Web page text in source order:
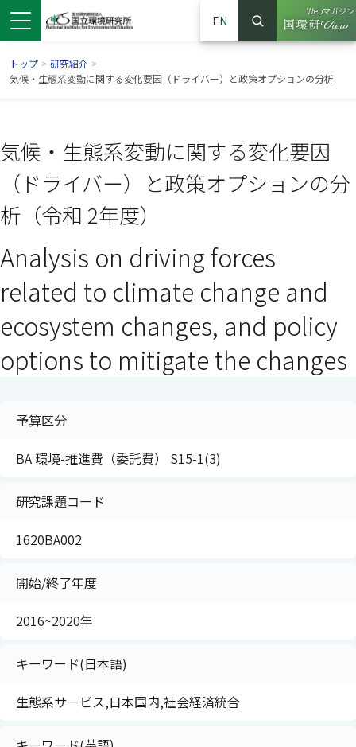
ウで開きます）
ンドウで開きます）
ウインドウで開きます）
EN
サイト内検索
検索
Webマガジン
（別ウイ
トップ > 研究紹介 >
気候・生態系変動に関する変化要因（ドライバー）と政策オプションの分析
気候・生態系変動に関する変化要因
（ドライバー）と政策オプションの分
析（令和 2年度）
Analysis on driving forces
related to climate change and
ecosystem changes, and policy
options to mitigate the changes
予算区分
BA 環境-推進費（委託費） S15-1(3)
研究課題コード
1620BA002
開始/終了年度
2016~2020年
キーワード(日本語)
生態系サービス,日本国内,社会経済統合